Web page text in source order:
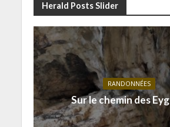
Herald Posts Slider
RANDONNÉES
Sur le chemin des